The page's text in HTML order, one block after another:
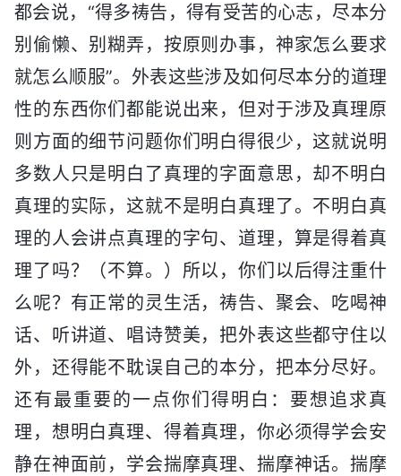
都会说，“得多祷告，得有受苦的心志，尽本分
别偷懒、别糊弄，按原则办事，神家怎么要求
就怎么顺服”。外表这些涉及如何尽本分的道理
性的东西你们都能说出来，但对于涉及真理原
则方面的细节问题你们明白得很少，这就说明
多数人只是明白了真理的字面意思，却不明白
真理的实际，这就不是明白真理了。不明白真
理的人会讲点真理的字句、道理，算是得着真
理了吗？（不算。）所以，你们以后得注重什
么呢？有正常的灵生活，祷告、聚会、吃喝神
话、听讲道、唱诗赞美，把外表这些都守住以
外，还得能不耽误自己的本分，把本分尽好。
还有最重要的一点你们得明白：要想追求真
理，想明白真理、得着真理，你必须得学会安
静在神面前，学会揣摩真理、揣摩神话。揣摩